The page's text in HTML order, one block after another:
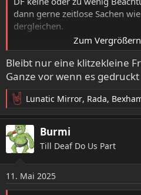
dann gerne zeitlose Sachen
dergleichen.
Schreiben könnte da
Geheimnis), ein kleines Team
Deadline Vorschläge/Beiträge,
Beteiligung, und das Heft ist
Falls dann im Vorfeld noch ein
absichern, steht der Sache
Zum
Bleibt nur eine klitzekleine
Ganze vor wenn es
R
e
a
k
t
o
n
Lunatic Mirror, Rada,
Burmi
Till Deaf Do Us Part
11. Mai 2025